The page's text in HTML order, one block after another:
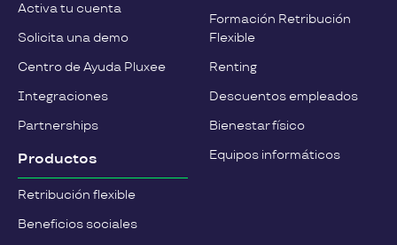
Activa tu cuenta
Solicita una demo
Centro de Ayuda Pluxee
Integraciones
Partnerships
Productos
Retribución flexible
Beneficios sociales
Formación Retribución
Flexible
Renting
Descuentos empleados
Bienestar físico
Equipos informáticos